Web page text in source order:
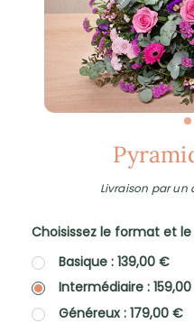
Livraison par un
Choisissez le format et le
Basique : 139,00 €
Intermédiaire :
Généreux : 179,00 €